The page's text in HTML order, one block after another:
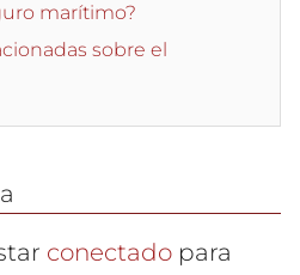
marítimo?
sobre el
conectado para